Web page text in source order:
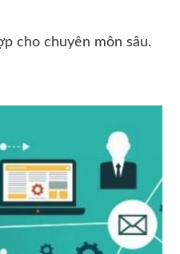
cho chuyên môn sâu.